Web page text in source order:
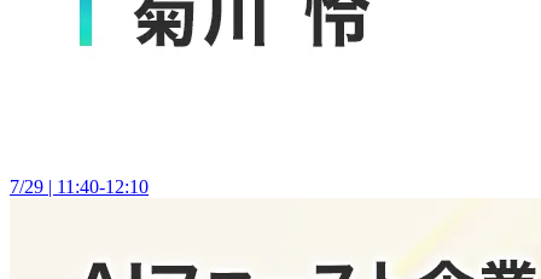
7/29 | 11:40-12:10